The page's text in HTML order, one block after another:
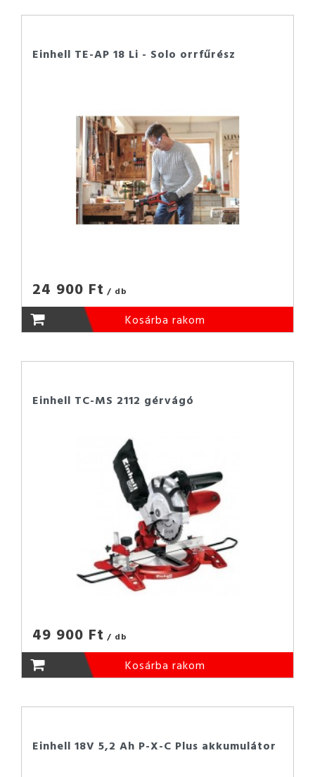
Einhell TE-AP 18 Li - Solo orrfűrész
24 900 Ft / db
Kosárba rakom
Einhell TC-MS 2112 gérvágó
49 900 Ft / db
Kosárba rakom
Einhell 18V 5,2 Ah P-X-C Plus akkumulátor